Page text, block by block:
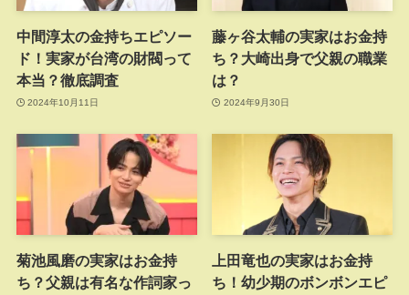
中間淳太の金持ちエピソー
ド！実家が台湾の財閥って
本当？徹底調査
2024年10月11日
藤ヶ谷太輔の実家はお金持
ち？大崎出身で父親の職業
は？
2024年9月30日
菊池風磨の実家はお金持
ち？父親は有名な作詞家っ
上田竜也の実家はお金持
ち！幼少期のボンボンエピ